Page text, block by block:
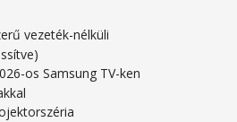
vezeték-nélküli
os Samsung TV-ken